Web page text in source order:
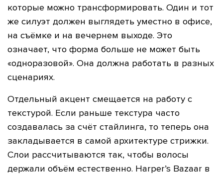
которые можно трансформировать. Один и тот
же силуэт должен выглядеть уместно в офисе,
на съёмке и на вечернем выходе. Это
означает, что форма больше не может быть
«одноразовой». Она должна работать в разных
сценариях.
Отдельный акцент смещается на работу с
текстурой. Если раньше текстура часто
создавалась за счёт стайлинга, то теперь она
закладывается в самой архитектуре стрижки.
Слои рассчитываются так, чтобы волосы
держали объём естественно. Harper’s Bazaar в